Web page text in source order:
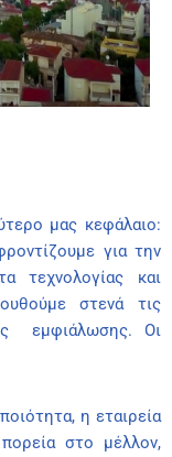
μας κεφάλαιο:
για την
τεχνολογίας και
στενά τις
εμφιάλωσης. Οι
η εταιρεία
στο μέλλον,